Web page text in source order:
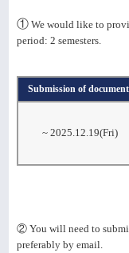
①We would like to
period: 2 semesters.
Submission of
~ 2025.12.19(Fri)
② You will need to
preferably by email.